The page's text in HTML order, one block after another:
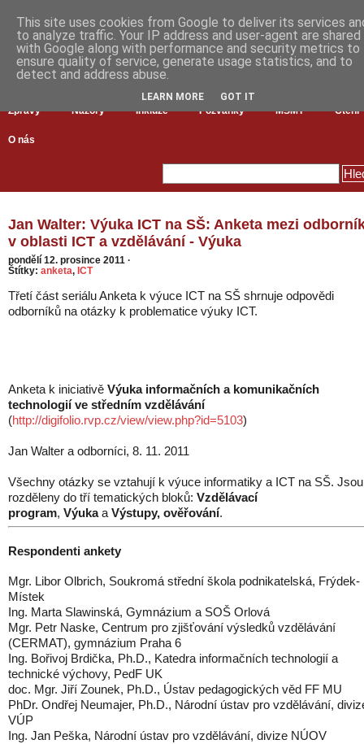
Zprávy Názory Inkluze Pozvánky MŠMT Čtení
O nás
Jan Walter: Výuka ICT na SŠ: Anketa mezi
v oblasti ICT a vzdělávání - Výuka
pondělí 12. prosince 2011 ·
Štítky: anketa, ICT
Třetí část seriálu Anketa k výuce ICT na SŠ shrnuje odpovědi
odborníků na otázky k problematice výuky ICT.
Anketa k iniciativě Výuka informačních a komunikačních
technologií ve středním vzdělávání
(http://digifolio.rvp.cz/view/view.php?id=5103)
Jan Walter a odborníci, 8. 11. 2011
Všechny otázky se vztahují k výuce informatiky a ICT na SŠ. Jsou
rozděleny do tří tematických bloků: Vzdělávací
program, Výukaa Výstupy, ověřování.
Respondenti ankety
Mgr. Libor Olbrich, Soukromá střední škola podnikatelská, Frýdek-
Místek
Ing. Marta Slawinská, Gymnázium a SOŠ Orlová
Mgr. Petr Naske, Centrum pro zjišťování výsledků vzdělávání
(CERMAT), gymnázium Praha 6
Ing. Bořivoj Brdička, Ph.D., Katedra informačních technologií a
technické výchovy, PedF UK
doc. Mgr. Jiří Zounek, Ph.D., Ústav pedagogických věd FF MU
PhDr. Ondřej Neumajer, Ph.D., Národní ústav pro vzdělávání,
VÚP
Ing. Jan Peška, Národní ústav pro vzdělávání, divize NÚOV
This site uses cookies from Google to deliver its services
to analyze traffic. Your IP address and user-agent are shared
with Google along with performance and security metrics to
ensure quality of service, generate usage statistics, and to
detect and address abuse.
LEARN MORE GOT IT